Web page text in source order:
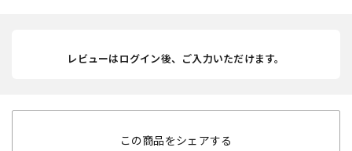
レビューはログイン後、ご入力いただけます。
この商品をシェアする